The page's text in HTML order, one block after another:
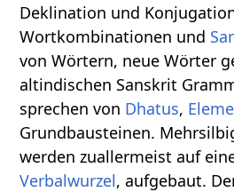
Deklination und
Wortkombinationen und
von Wörtern, neue Wörter
altindischen Sanskrit
sprechen von Dhatus,
Grundbausteinen.
werden zuallermeist auf
Verbalwurzel, aufgebaut.